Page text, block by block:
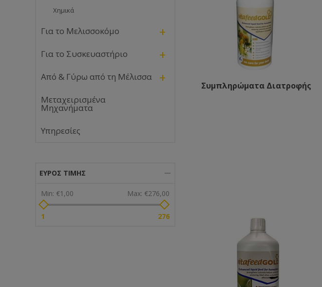
Συμπληρώματα Διατροφής
Χημικά
Για το Μελισσοκόμο +
Για το Συσκευαστήριο +
Από & Γύρω από τη Μέλισσα +
Μεταχειρισμένα
Μηχανήματα
Υπηρεσίες
ΕΎΡΟΣ ΤΙΜΉΣ
Min: €1,00 Max: €276,00
1 276